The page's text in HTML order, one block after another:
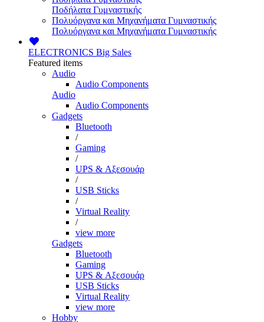
Ποδήλατα Γυμναστικής
Πολυόργανα και Μηχανήματα Γυμναστικής
Πολυόργανα και Μηχανήματα Γυμναστικής
ELECTRONICS Big Sales
Featured items
Audio
Audio Components
Audio
Audio Components
Gadgets
Bluetooth
/
Gaming
/
UPS & Αξεσουάρ
/
USB Sticks
/
Virtual Reality
/
view more
Gadgets
Bluetooth
Gaming
UPS & Αξεσουάρ
USB Sticks
Virtual Reality
view more
Hobby